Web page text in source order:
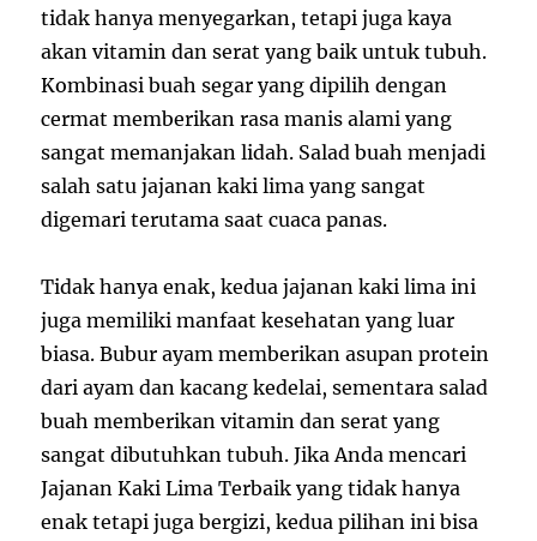
tidak hanya menyegarkan, tetapi juga kaya
akan vitamin dan serat yang baik untuk tubuh.
Kombinasi buah segar yang dipilih dengan
cermat memberikan rasa manis alami yang
sangat memanjakan lidah. Salad buah menjadi
salah satu jajanan kaki lima yang sangat
digemari terutama saat cuaca panas.
Tidak hanya enak, kedua jajanan kaki lima ini
juga memiliki manfaat kesehatan yang luar
biasa. Bubur ayam memberikan asupan protein
dari ayam dan kacang kedelai, sementara salad
buah memberikan vitamin dan serat yang
sangat dibutuhkan tubuh. Jika Anda mencari
Jajanan Kaki Lima Terbaik yang tidak hanya
enak tetapi juga bergizi, kedua pilihan ini bisa